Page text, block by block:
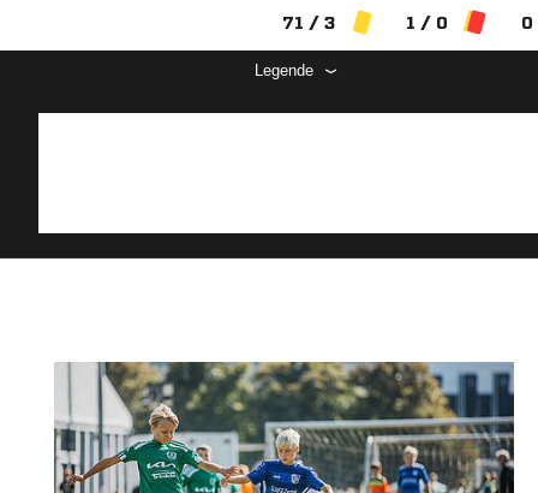
71 / 3 1 / 0 0
Legende